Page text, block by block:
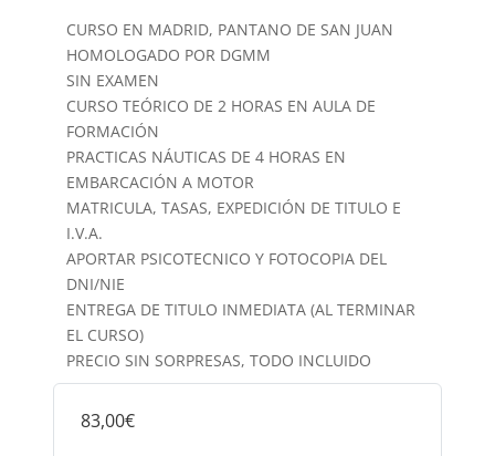
CURSO EN MADRID, PANTANO DE SAN JUAN
HOMOLOGADO POR DGMM
SIN EXAMEN
CURSO TEÓRICO DE 2 HORAS EN AULA DE
FORMACIÓN
PRACTICAS NÁUTICAS DE 4 HORAS EN
EMBARCACIÓN A MOTOR
MATRICULA, TASAS, EXPEDICIÓN DE TITULO E
I.V.A.
APORTAR PSICOTECNICO Y FOTOCOPIA DEL
DNI/NIE
ENTREGA DE TITULO INMEDIATA (AL TERMINAR
EL CURSO)
PRECIO SIN SORPRESAS, TODO INCLUIDO
83,00€